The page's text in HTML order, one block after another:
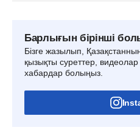
Барлығын бірінші
Бізге жазылып,
қызықты суреттер,
хабардар болыңыз.